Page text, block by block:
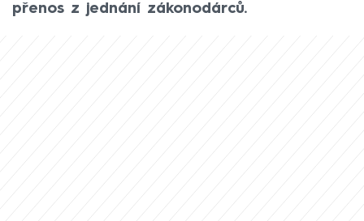
přenos z jednání zákonodárců.